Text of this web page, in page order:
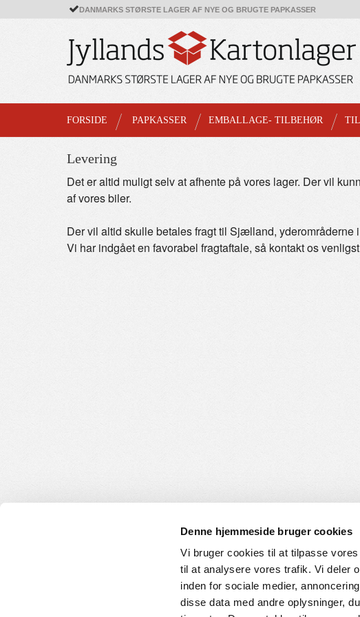
Denne hjemmeside bruger cookies
Vi bruger cookies til at tilpasse
til at analysere vores trafik. Vi deler
inden for sociale medier,
disse data med andre oplysninger,
DANMARKS STØRSTE LAGER AF NYE OG BRUGTE PAPKASSER
FORSIDE PAPKASSER EMBALLAGE- TILBEHØR
Levering
Det er altid muligt selv at afhente på vores lager. Der vil
af vores biler.
Der vil altid skulle betales fragt til Sjælland, yderområderne
Vi har indgået en favorabel fragtaftale, så kontakt os
KUNDESERVICE
Handelsbetingelser